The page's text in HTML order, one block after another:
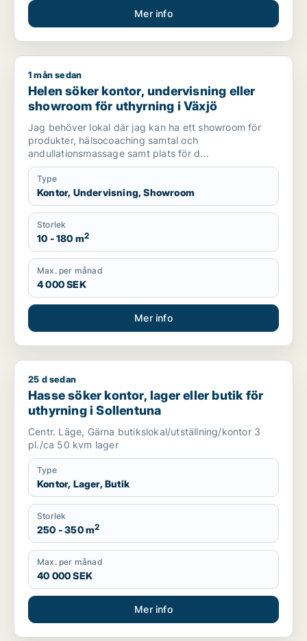
Mer info
Helen söker kontor, undervisning eller showroom för
1 mån sedan
Helen söker kontor, undervisning eller
showroom för uthyrning i Växjö
Jag behöver lokal där jag kan ha ett showroom för
produkter, hälsocoaching samtal och
andullationsmassage samt plats för d...
Type
Kontor, Undervisning, Showroom
Storlek
10 - 180 m2
Max. per månad
4 000 SEK
Mer info
Hasse söker kontor, lager eller butik för uthyrning i
25 d sedan
Hasse söker kontor, lager eller butik för
uthyrning i Sollentuna
Centr. Läge, Gärna butikslokal/utställning/kontor 3
pl./ca 50 kvm lager
Type
Kontor, Lager, Butik
Storlek
250 - 350 m2
Max. per månad
40 000 SEK
Mer info